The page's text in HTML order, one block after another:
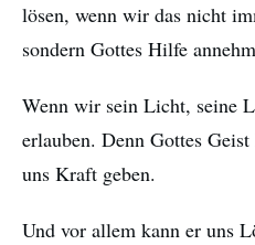
lösen, wenn wir das nicht
sondern Gottes Hilfe
Wenn wir sein Licht, seine
erlauben. Denn Gottes
uns Kraft geben.
Und vor allem kann er uns